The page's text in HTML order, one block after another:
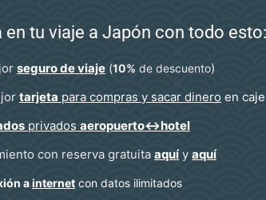
en tu viaje a Japón con todo esto:
seguro de viaje (10% de descuento)
tarjeta para compras y sacar dinero en
privados aeropuerto↔hotel
con reserva gratuita aquíy aquí
ainternet con datos ilimitados